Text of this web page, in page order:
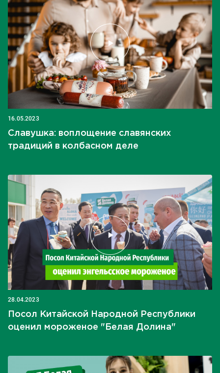
16.05.2023
Славушка: воплощение славянских
традиций в колбасном деле
28.04.2023
Посол Китайской Народной Республики
оценил мороженое "Белая Долина"